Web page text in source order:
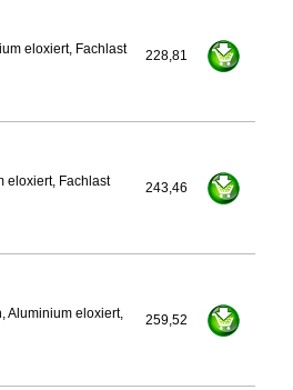
eloxiert, Fachlast
228,81
eloxiert, Fachlast
243,46
Aluminium eloxiert,
259,52